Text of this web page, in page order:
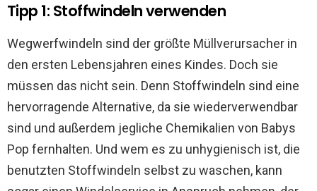
Tipp 1: Stoffwindeln verwenden
Wegwerfwindeln sind der größte Müllverursacher in
den ersten Lebensjahren eines Kindes. Doch sie
müssen das nicht sein. Denn Stoffwindeln sind eine
hervorragende Alternative, da sie wiederverwendbar
sind und außerdem jegliche Chemikalien von Babys
Pop fernhalten. Und wem es zu unhygienisch ist, die
benutzten Stoffwindeln selbst zu waschen, kann